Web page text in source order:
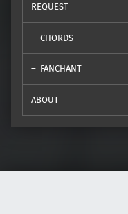
REQUEST
CHORDS
FANCHANT
ABOUT